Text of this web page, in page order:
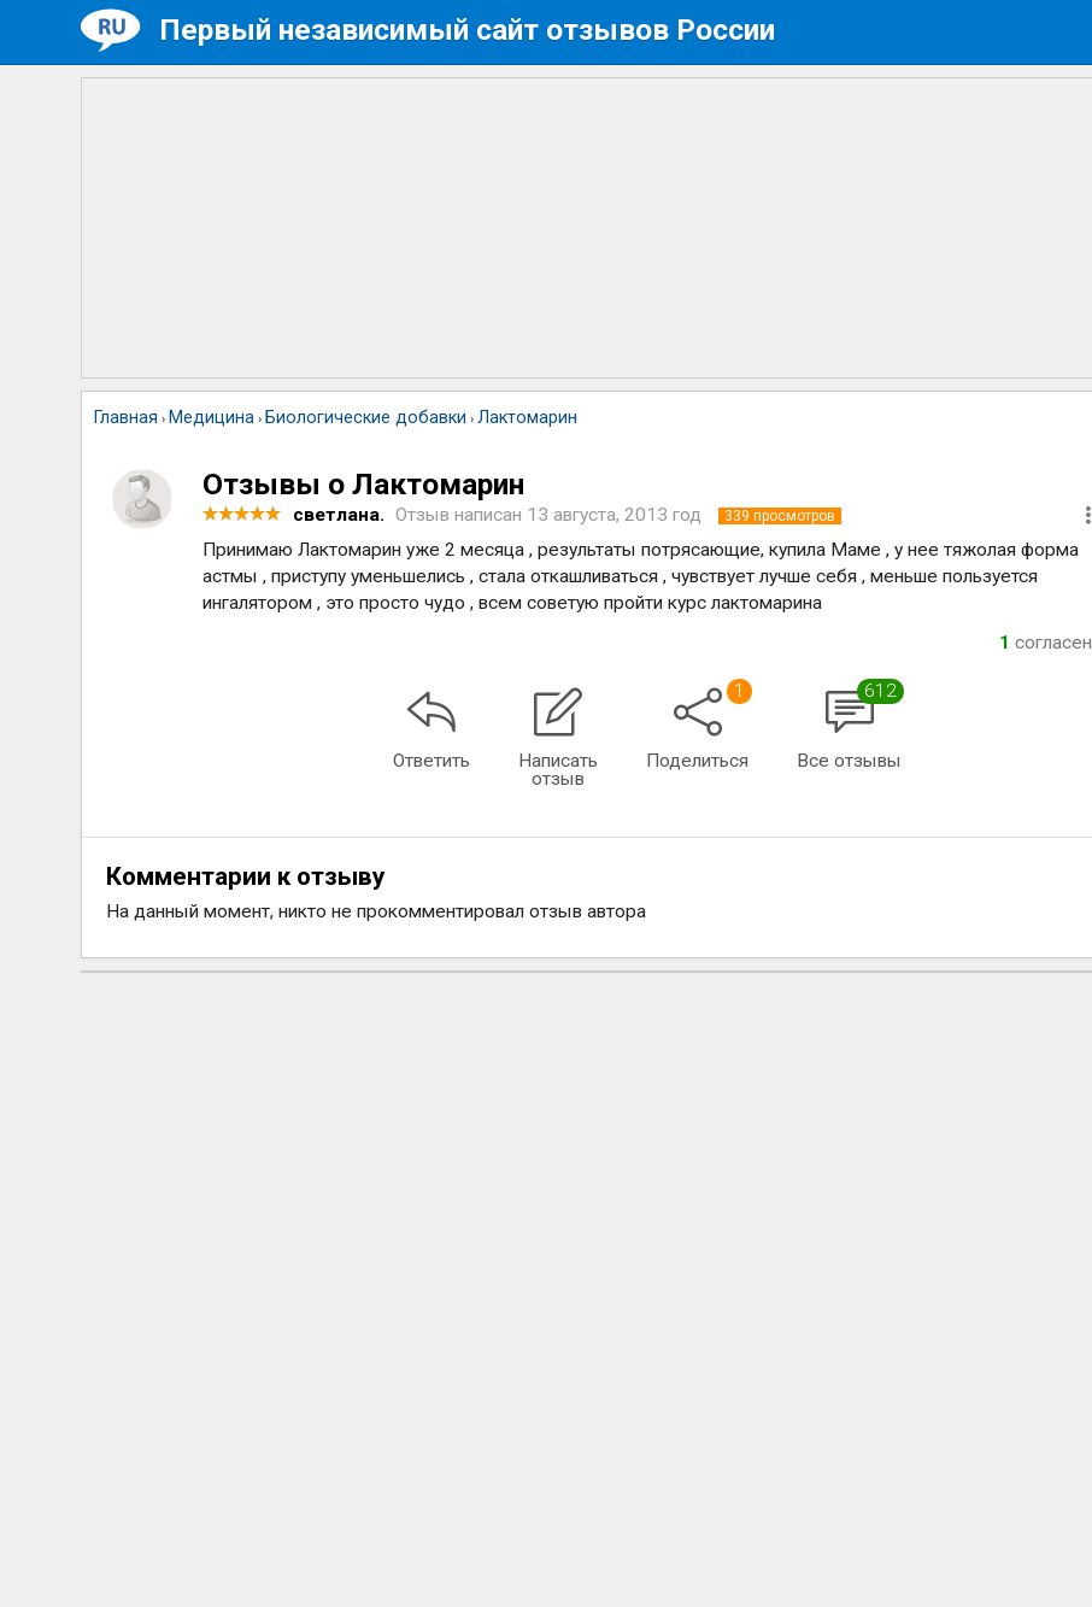
Первый независимый сайт отзывов России
Главная › Медицина › Биологические добавки ›Лактомарин
Отзывы о Лактомарин
светлана. Отзыв написан 13 августа, 2013 год 339 просмотров
Принимаю Лактомарин уже 2 месяца , результаты потрясающие, купила Маме , у нее тяжолая форма
астмы , приступу уменьшелись , стала откашливаться , чувствует лучше себя , меньше пользуется
ингалятором , это просто чудо , всем советую пройти курс лактомарина
1 согласен
Ответить
Написать
отзыв
1
Поделиться
612
Все отзывы
Комментарии к отзыву
На данный момент, никто не прокомментировал отзыв автора